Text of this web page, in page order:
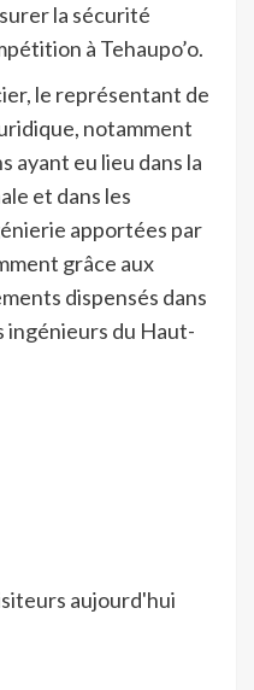
la sécurité
à Tehaupo’o.
le représentant de
notamment
ayant eu lieu dans la
et dans les
apportées par
grâce aux
dispensés dans
ingénieurs du Haut-
aujourd'hui